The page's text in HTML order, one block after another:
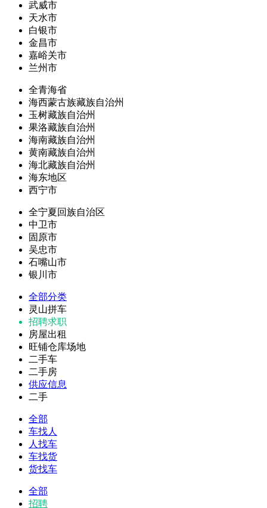
武威市
天水市
白银市
金昌市
嘉峪关市
兰州市
全青海省
海西蒙古族藏族自治州
玉树藏族自治州
果洛藏族自治州
海南藏族自治州
黄南藏族自治州
海北藏族自治州
海东地区
西宁市
全宁夏回族自治区
中卫市
固原市
吴忠市
石嘴山市
银川市
全部分类
灵山拼车
招聘求职
房屋出租
旺铺仓库场地
二手车
二手房
供应信息
二手
全部
车找人
人找车
车找货
货找车
全部
招聘